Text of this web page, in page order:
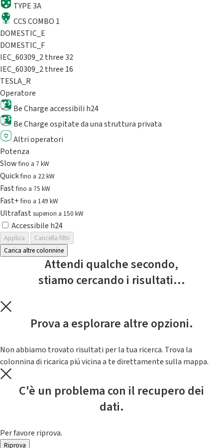
TYPE 3A
CCS COMBO 1
DOMESTIC_E
DOMESTIC_F
IEC_60309_2 three 32
IEC_60309_2 three 16
TESLA_R
Operatore
Be Charge accessibili h24
Be Charge ospitate da una struttura privata
Altri operatori
Potenza
Slowfino a 7 kW
Quickfino a 22 kW
Fastfino a 75 kW
Fast+fino a 149 kW
Ultrafast superiori a 150 kW
Accessibile h24
Applica
Cancella filtri
Carica altre colonnine
Attendi qualche secondo,
stiamo cercando i risultati...
Prova a esplorare altre opzioni.
Non abbiamo trovato risultati per la tua ricerca. Trova la
colonnina di ricarica piú vicina a te direttamente sulla mappa.
C'è un problema con il recupero dei
dati.
Per favore riprova.
Riprova